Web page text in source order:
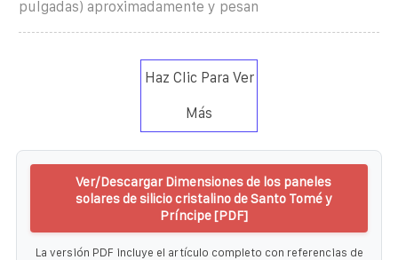
pulgadas) aproximadamente y pesan
Haz Clic Para Ver
Más
Ver/Descargar Dimensiones de los paneles
solares de silicio cristalino de Santo Tomé y
Príncipe [PDF]
La versión PDF incluye el artículo completo con referencias de